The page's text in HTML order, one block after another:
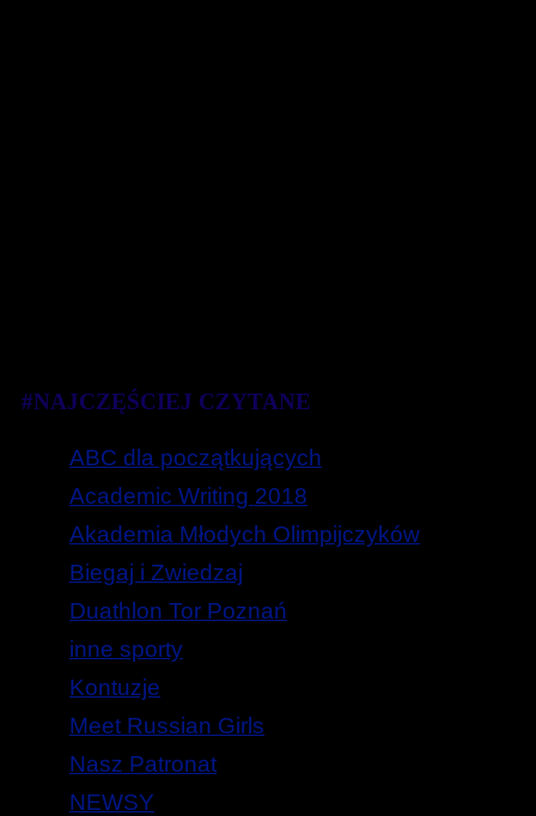
#NAJCZĘŚCIEJ CZYTANE
ABC dla początkujących
Academic Writing 2018
Akademia Młodych Olimpijczyków
Biegaj i Zwiedzaj
Duathlon Tor Poznań
inne sporty
Kontuzje
Meet Russian Girls
Nasz Patronat
NEWSY